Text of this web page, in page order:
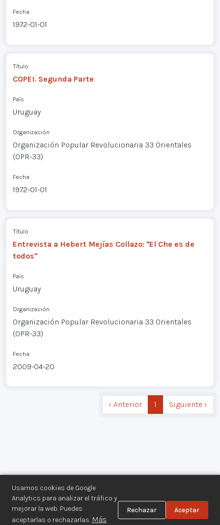
Usamos cookies de Google
Analytics para analizar el tráfico y
mejorar la web. Puedes
aceptarlas o rechazarlas. Más
Rechazar Aceptar
Fecha
1972-01-01
Título
COPEI. Segunda Parte
País
Uruguay
Organización
Organización Popular Revolucionaria 33 Orientales
(OPR-33)
Fecha
1972-01-01
Título
Entrevista a Hebert Mejías Collazo: "El Che es de
todos"
País
Uruguay
Organización
Organización Popular Revolucionaria 33 Orientales
(OPR-33)
Fecha
2009-04-20
‹ Anterior 1 Siguiente ›
Centro de Documentación de los